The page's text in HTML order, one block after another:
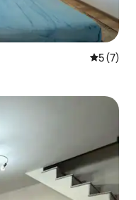
5 (7)